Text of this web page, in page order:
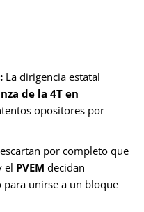
La dirigencia estatal
de la 4T en
opositores por
por completo que
el PVEM decidan
unirse a un bloque